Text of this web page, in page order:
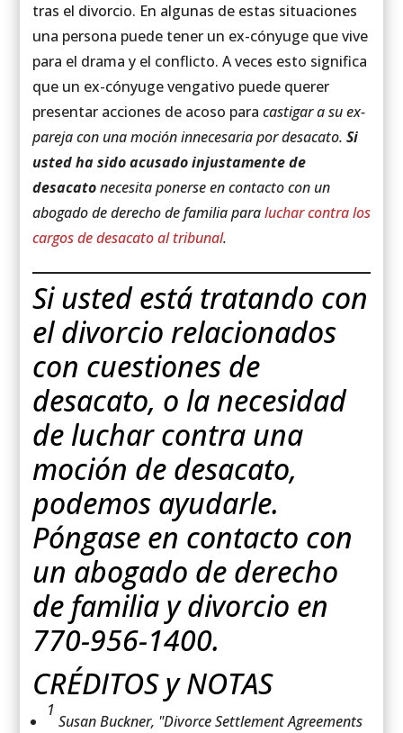
tras el divorcio. En algunas de estas situaciones
una persona puede tener un ex-cónyuge que vive
para el drama y el conflicto. A veces esto significa
que un ex-cónyuge vengativo puede querer
presentar acciones de acoso para castigar a su ex-
pareja con una moción innecesaria por desacato. Si
usted ha sido acusado injustamente de
desacatonecesita ponerse en contacto con un
abogado de derecho de familia paraluchar contra los
cargos de desacato al tribunal.
Si usted está tratando con
el divorcio relacionados
con cuestiones de
desacato, o la necesidad
de luchar contra una
moción de desacato,
podemos ayudarle.
Póngase en contacto con
un abogado de derecho
de familia y divorcio en
770-956-1400.
CRÉDITOS y NOTAS
1
Susan Buckner, "Divorce Settlement Agreements